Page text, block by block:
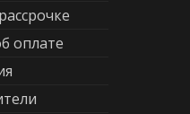
оплате